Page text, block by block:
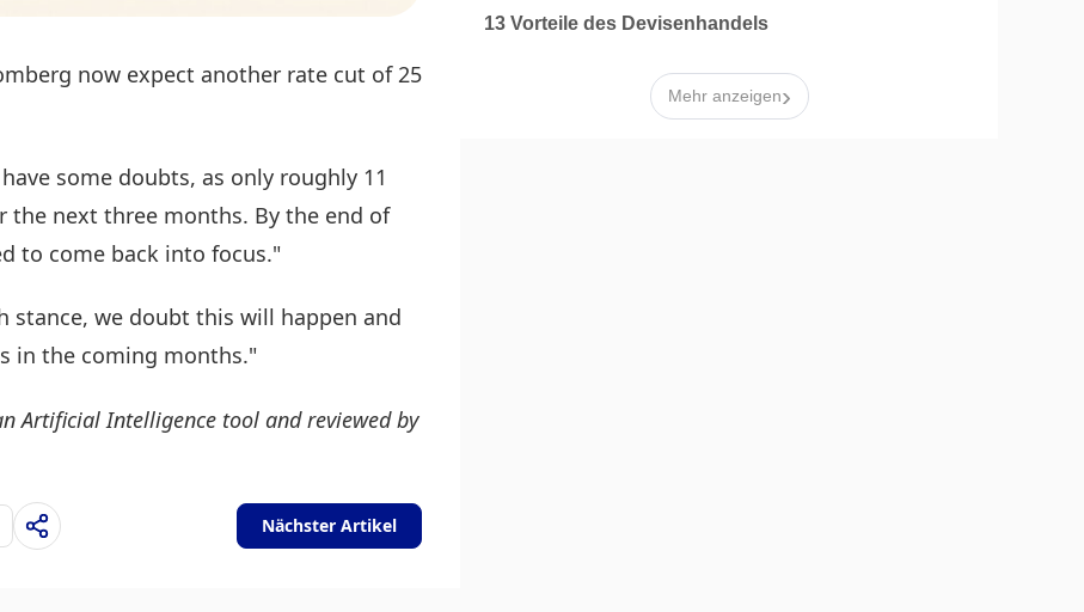
now expect another rate cut of 25
some doubts, as only roughly 11
the next three months. By the end of
to come back into focus."
stance, we doubt this will happen and
in the coming months."
Artificial Intelligence tool and reviewed by
Nächster Artikel
13 Vorteile des Devisenhandels
Mehr anzeigen›